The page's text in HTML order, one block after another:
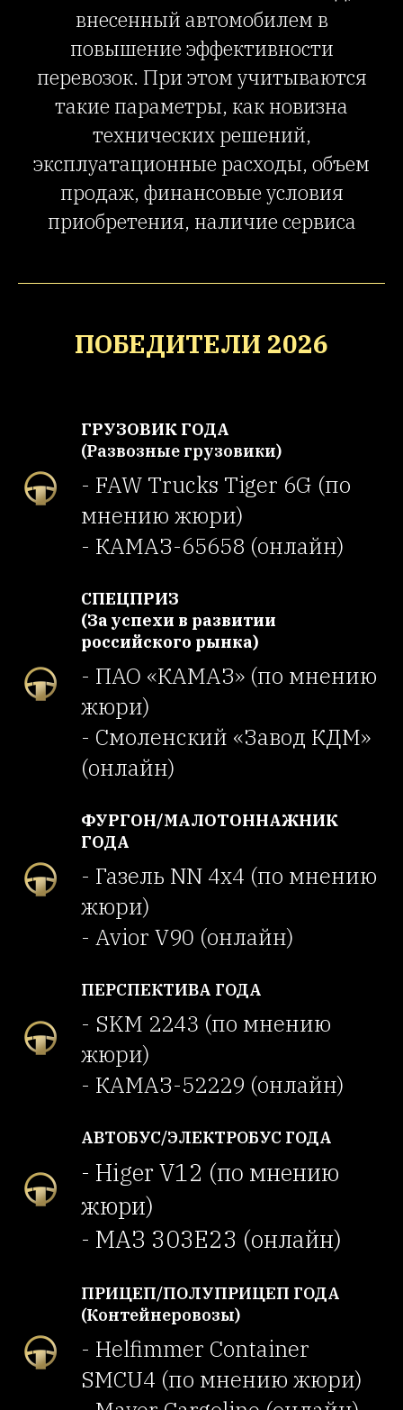
внесенный автомобилем в
повышение эффективности
перевозок. При этом учитываются
такие параметры, как новизна
технических решений,
эксплуатационные расходы, объем
продаж, финансовые условия
приобретения, наличие сервиса
ПОБЕДИТЕЛИ 2026
ГРУЗОВИК ГОДА
(Развозные грузовики)
- FAW Trucks Tiger 6G (по
мнению жюри)
- КАМАЗ-65658 (онлайн)
СПЕЦПРИЗ
(За успехи в развитии
российского рынка)
- ПАО «КАМАЗ» (по мнению
жюри)
- Смоленский «Завод КДМ»
(онлайн)
ФУРГОН/МАЛОТОННАЖНИК
ГОДА
- Газель NN 4х4 (по мнению
жюри)
- Avior V90 (онлайн)
ПЕРСПЕКТИВА ГОДА
- SKM 2243 (по мнению
жюри)
- КАМАЗ-52229 (онлайн)
АВТОБУС/ЭЛЕКТРОБУС ГОДА
- Higer V12 (по мнению
жюри)
- МАЗ 303Е23 (онлайн)
ПРИЦЕП/ПОЛУПРИЦЕП ГОДА
(Контейнеровозы)
- Helfimmer Container
SMCU4 (по мнению жюри)